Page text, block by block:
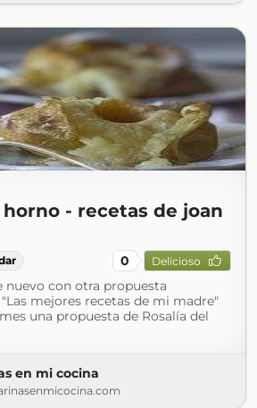
horno - recetas de joan
0 Delicioso
nuevo con otra propuesta
mejores recetas de mi madre"
una propuesta de Rosalía del
en mi cocina